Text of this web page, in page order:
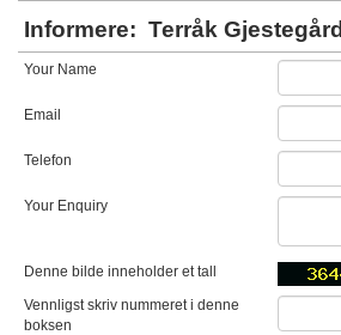
Informere: Terråk Gjestegård
Your Name
Email
Telefon
Your Enquiry
Denne bilde inneholder et tall
Vennligst skriv nummeret i denne
boksen